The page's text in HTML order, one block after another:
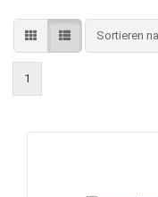
Sortieren
Sortieren
1